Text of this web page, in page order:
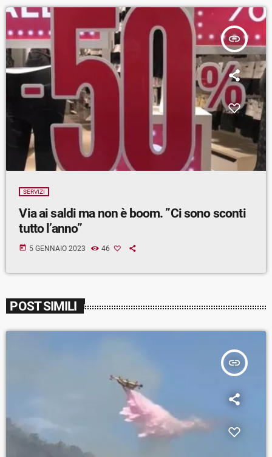
insert_link
SERVIZI
Via ai saldi ma non è boom. ”Ci sono sconti
tutto l’anno”
today 5 GENNAIO 2023 46
POST SIMILI
insert_link